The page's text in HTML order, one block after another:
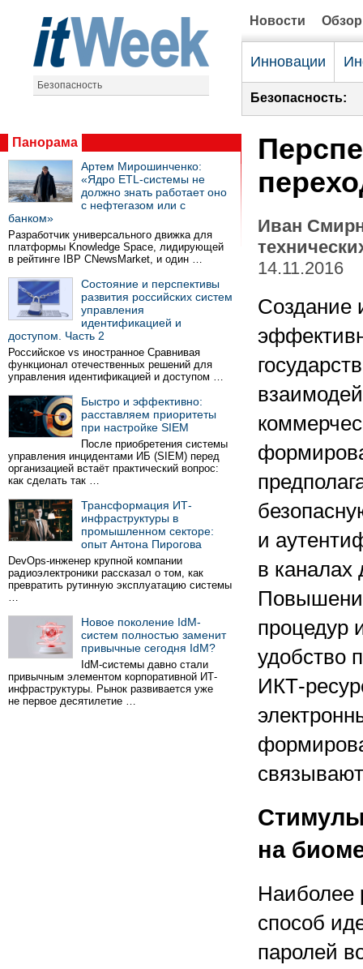
Безопасность
Новости
Инновации
Безопасность:
Панорама
Артем Мирошинченко:
«Ядро ETL-системы не
должно знать работает оно
с нефтегазом или с
банком»
Разработчик универсального движка для
платформы Knowledge Space, лидирующей
в рейтинге IBP CNewsMarket, и один …
Состояние и перспективы
развития российских систем
управления
идентификацией и
доступом. Часть 2
Российское vs иностранное Сравнивая
функционал отечественных решений для
управления идентификацией и доступом …
Быстро и эффективно:
расставляем приоритеты
при настройке SIEM
После приобретения системы
управления инцидентами ИБ (SIEM) перед
организацией встаёт практический вопрос:
как сделать так …
Трансформация ИТ-
инфраструктуры в
промышленном секторе:
опыт Антона Пирогова
DevOps-инженер крупной компании
радиоэлектроники рассказал о том, как
превратить рутинную эксплуатацию системы
…
Новое поколение IdM-
систем полностью заменит
привычные сегодня IdM?
IdM-системы давно стали
привычным элементом корпоративной ИТ-
инфраструктуры. Рынок развивается уже
не первое десятилетие …
Иван
14.11.2016
Создание
и
в каналах
процедур
удобство
ИКТ-
на
Наиболее
способ
паролей